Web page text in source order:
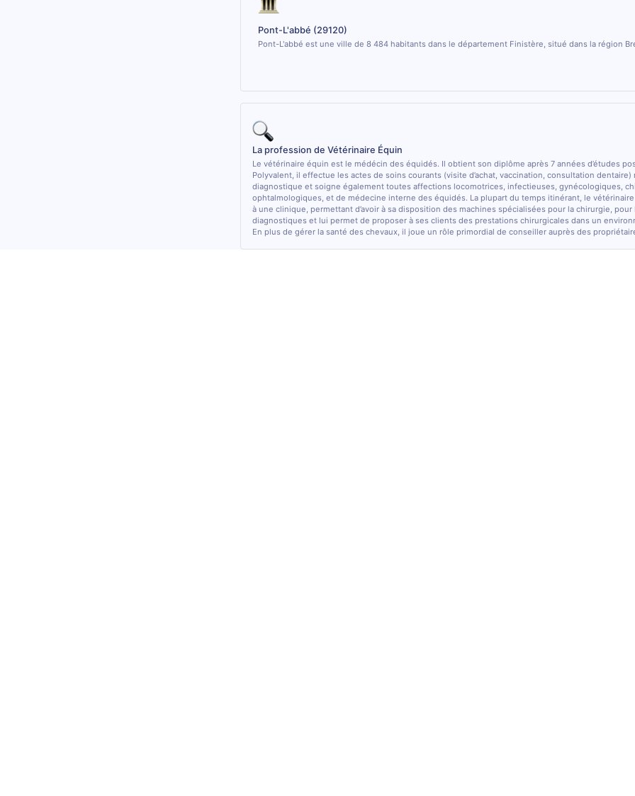
Pont-L'abbé (29120)
Pont-L'abbé est une ville de 8 484 habitants dans le département Finistère, situé dans la région
La profession de Vétérinaire Équin
Le vétérinaire équin est le médécin des équidés. Il obtient son diplôme après 7 années d’études
Polyvalent, il effectue les actes de soins courants (visite d’achat, vaccination, consultation dentaire)
diagnostique et soigne également toutes affections locomotrices, infectieuses, gynécologiques,
ophtalmologiques, et de médecine interne des équidés. La plupart du temps itinérant, le
à une clinique, permettant d’avoir à sa disposition des machines spécialisées pour la chirurgie,
diagnostiques et lui permet de proposer à ses clients des prestations chirurgicales dans un
En plus de gérer la santé des chevaux, il joue un rôle primordial de conseiller auprès des